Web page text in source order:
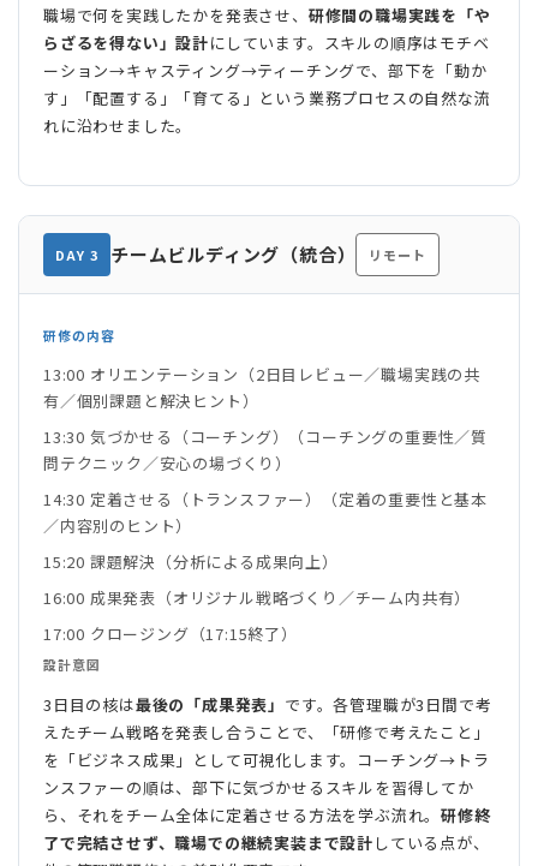
職場で何を実践したかを発表させ、 研修間の職場実践を「や
らざるを得ない」設計にしています。スキルの順序はモチベ
ーション→キャスティング→ティーチングで、部下を「動か
す」「配置する」「育てる」という業務プロセスの自然な流
れに沿わせました。
DAY 3 チームビルディング（統合） リモート
研修の内容
13:00 オリエンテーション（2日目レビュー／職場実践の共
有／個別課題と解決ヒント）
13:30 気づかせる（コーチング）（コーチングの重要性／質
問テクニック／安心の場づくり）
14:30 定着させる（トランスファー）（定着の重要性と基本
／内容別のヒント）
15:20 課題解決（分析による成果向上）
16:00 成果発表（オリジナル戦略づくり／チーム内共有）
17:00 クロージング（17:15終了）
設計意図
3日目の核は最後の「成果発表」 です。各管理職が3日間で考
えたチーム戦略を発表し合うことで、「研修で考えたこと」
を「ビジネス成果」として可視化します。コーチング→トラ
ンスファーの順は、部下に気づかせるスキルを習得してか
ら、それをチーム全体に定着させる方法を学ぶ流れ。研修終
了で完結させず、職場での継続実装まで設計 している点が、